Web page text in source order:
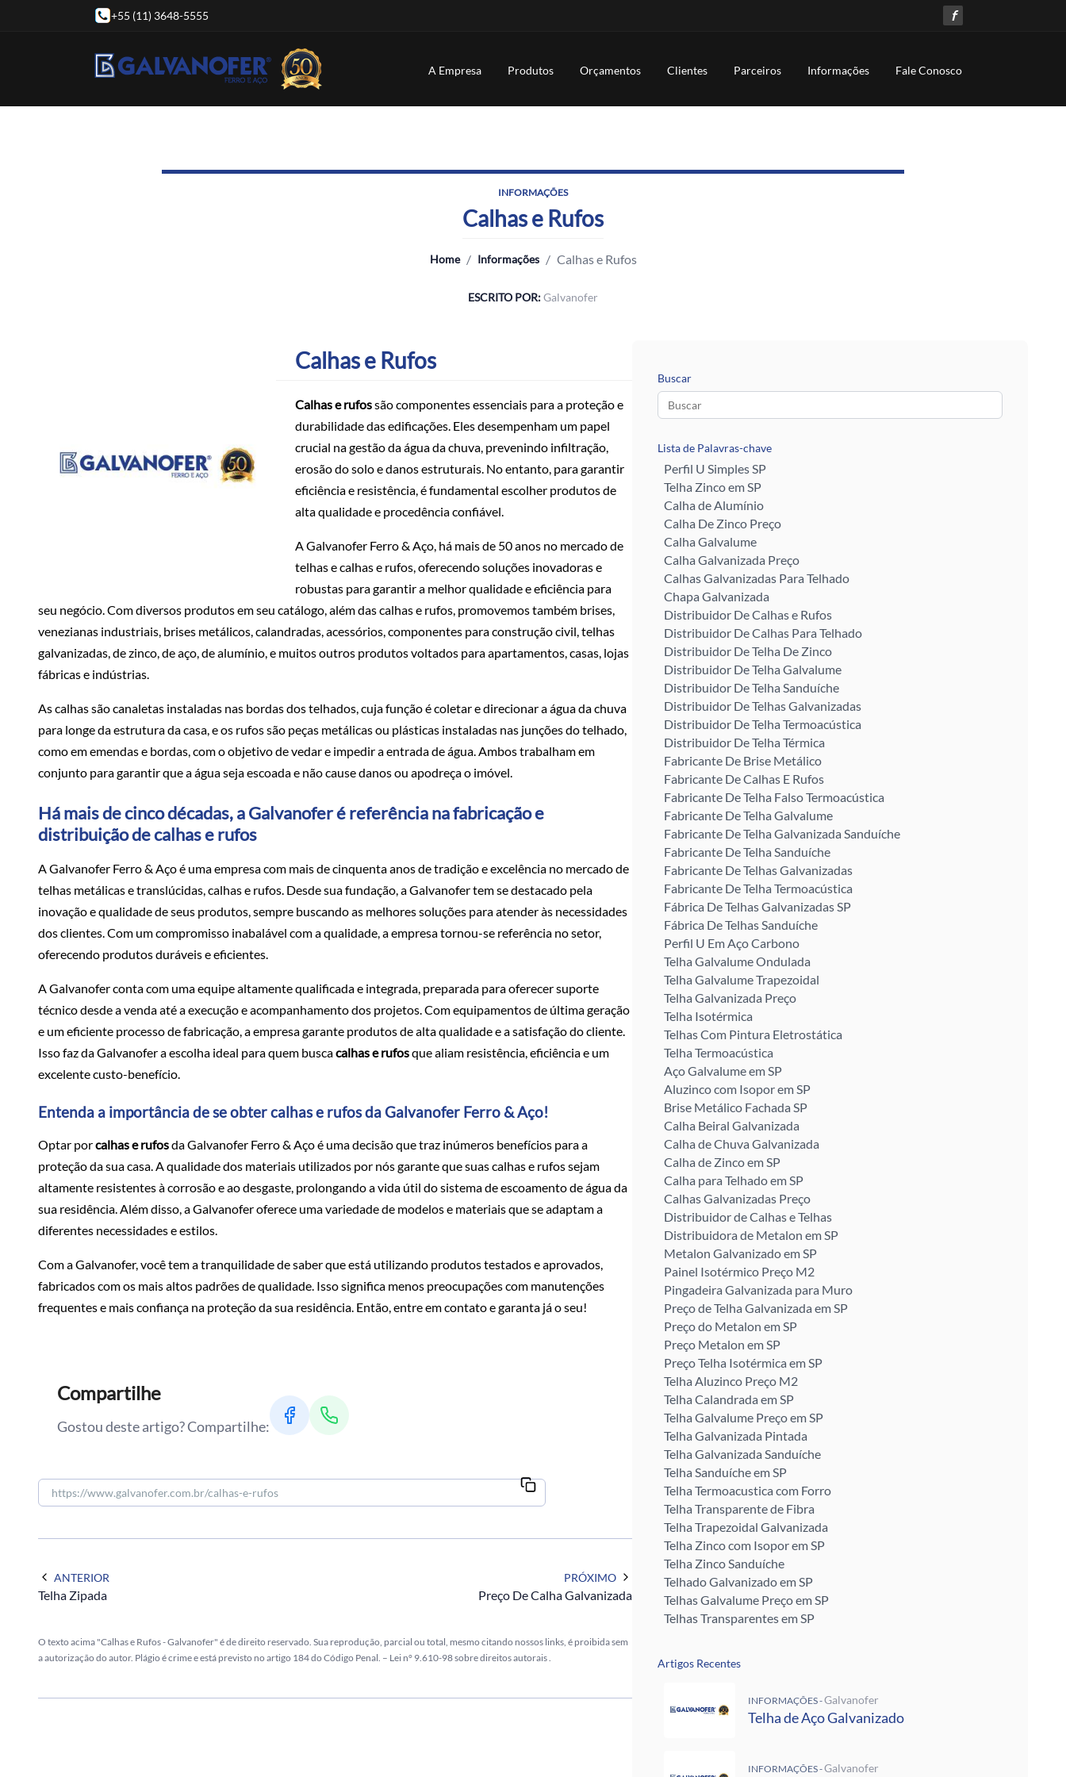
+55 (11) 3648-5555 f
A Empresa Produtos Orçamentos Clientes Parceiros Informações Fale Conosco
INFORMAÇÕES
Calhas e Rufos
Home / Informações / Calhas e Rufos
ESCRITO POR:Galvanofer
Calhas e Rufos
Calhas e rufossão componentes essenciais para a proteção e
durabilidade das edificações. Eles desempenham um papel
crucial na gestão da água da chuva, prevenindo infiltração,
erosão do solo e danos estruturais. No entanto, para garantir
eficiência e resistência, é fundamental escolher produtos de
alta qualidade e procedência confiável.
A Galvanofer Ferro & Aço, há mais de 50 anos no mercado de
telhas e calhas e rufos, oferecendo soluções inovadoras e
robustas para garantir a melhor qualidade e eficiência para
seu negócio. Com diversos produtos em seu catálogo, além das calhas e rufos, promovemos também brises,
venezianas industriais, brises metálicos, calandradas, acessórios, componentes para construção civil, telhas
galvanizadas, de zinco, de aço, de alumínio, e muitos outros produtos voltados para apartamentos, casas, lojas
fábricas e indústrias.
As calhas são canaletas instaladas nas bordas dos telhados, cuja função é coletar e direcionar a água da chuva
para longe da estrutura da casa, e os rufos são peças metálicas ou plásticas instaladas nas junções do telhado,
como em emendas e bordas, com o objetivo de vedar e impedir a entrada de água. Ambos trabalham em
conjunto para garantir que a água seja escoada e não cause danos ou apodreça o imóvel.
Há mais de cinco décadas, a Galvanofer é referência na fabricação e
distribuição de calhas e rufos
A Galvanofer Ferro & Aço é uma empresa com mais de cinquenta anos de tradição e excelência no mercado de
telhas metálicas e translúcidas, calhas e rufos. Desde sua fundação, a Galvanofer tem se destacado pela
inovação e qualidade de seus produtos, sempre buscando as melhores soluções para atender às necessidades
dos clientes. Com um compromisso inabalável com a qualidade, a empresa tornou-se referência no setor,
oferecendo produtos duráveis e eficientes.
A Galvanofer conta com uma equipe altamente qualificada e integrada, preparada para oferecer suporte
técnico desde a venda até a execução e acompanhamento dos projetos. Com equipamentos de última geração
e um eficiente processo de fabricação, a empresa garante produtos de alta qualidade e a satisfação do cliente.
Isso faz da Galvanofer a escolha ideal para quem buscacalhas e rufosque aliam resistência, eficiência e um
excelente custo-benefício.
Entenda a importância de se obter calhas e rufos da Galvanofer Ferro & Aço!
Optar porcalhas e rufosda Galvanofer Ferro & Aço é uma decisão que traz inúmeros benefícios para a
proteção da sua casa. A qualidade dos materiais utilizados por nós garante que suas calhas e rufos sejam
altamente resistentes à corrosão e ao desgaste, prolongando a vida útil do sistema de escoamento de água da
sua residência. Além disso, a Galvanofer oferece uma variedade de modelos e materiais que se adaptam a
diferentes necessidades e estilos.
Com a Galvanofer, você tem a tranquilidade de saber que está utilizando produtos testados e aprovados,
fabricados com os mais altos padrões de qualidade. Isso significa menos preocupações com manutenções
frequentes e mais confiança na proteção da sua residência. Então, entre em contato e garanta já o seu!
Compartilhe
Gostou deste artigo? Compartilhe:
ANTERIOR
Telha Zipada
PRÓXIMO
Preço De Calha Galvanizada
O texto acima "Calhas e Rufos - Galvanofer" é de direito reservado. Sua reprodução, parcial ou total, mesmo citando nossos links, é proibida sem
a autorização do autor. Plágio é crime e está previsto no artigo 184 do Código Penal. – Lei n° 9.610-98 sobre direitos autorais
Buscar
Lista de Palavras-chave
Perfil U Simples SP
Telha Zinco em SP
Calha de Alumínio
Calha De Zinco Preço
Calha Galvalume
Calha Galvanizada Preço
Calhas Galvanizadas Para Telhado
Chapa Galvanizada
Distribuidor De Calhas e Rufos
Distribuidor De Calhas Para Telhado
Distribuidor De Telha De Zinco
Distribuidor De Telha Galvalume
Distribuidor De Telha Sanduíche
Distribuidor De Telhas Galvanizadas
Distribuidor De Telha Termoacústica
Distribuidor De Telha Térmica
Fabricante De Brise Metálico
Fabricante De Calhas E Rufos
Fabricante De Telha Falso Termoacústica
Fabricante De Telha Galvalume
Fabricante De Telha Galvanizada Sanduíche
Fabricante De Telha Sanduíche
Fabricante De Telhas Galvanizadas
Fabricante De Telha Termoacústica
Fábrica De Telhas Galvanizadas SP
Fábrica De Telhas Sanduíche
Perfil U Em Aço Carbono
Telha Galvalume Ondulada
Telha Galvalume Trapezoidal
Telha Galvanizada Preço
Telha Isotérmica
Telhas Com Pintura Eletrostática
Telha Termoacústica
Aço Galvalume em SP
Aluzinco com Isopor em SP
Brise Metálico Fachada SP
Calha Beiral Galvanizada
Calha de Chuva Galvanizada
Calha de Zinco em SP
Calha para Telhado em SP
Calhas Galvanizadas Preço
Distribuidor de Calhas e Telhas
Distribuidora de Metalon em SP
Metalon Galvanizado em SP
Painel Isotérmico Preço M2
Pingadeira Galvanizada para Muro
Preço de Telha Galvanizada em SP
Preço do Metalon em SP
Preço Metalon em SP
Preço Telha Isotérmica em SP
Telha Aluzinco Preço M2
Telha Calandrada em SP
Telha Galvalume Preço em SP
Telha Galvanizada Pintada
Telha Galvanizada Sanduíche
Telha Sanduíche em SP
Telha Termoacustica com Forro
Telha Transparente de Fibra
Telha Trapezoidal Galvanizada
Telha Zinco com Isopor em SP
Telha Zinco Sanduíche
Telhado Galvanizado em SP
Telhas Galvalume Preço em SP
Telhas Transparentes em SP
Perfil U Enrijecido
Pingadeira para Telhado
Artigos Recentes
INFORMAÇÕES -Galvanofer
Telha de Aço Galvanizado
INFORMAÇÕES -Galvanofer